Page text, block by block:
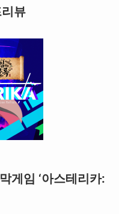
뷰
게임 ‘아스테리카: